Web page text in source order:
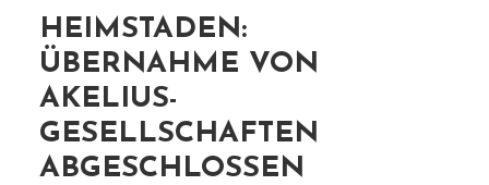
HEIMSTADEN:
ÜBERNAHME VON
AKELIUS-
GESELLSCHAFTEN
ABGESCHLOSSEN